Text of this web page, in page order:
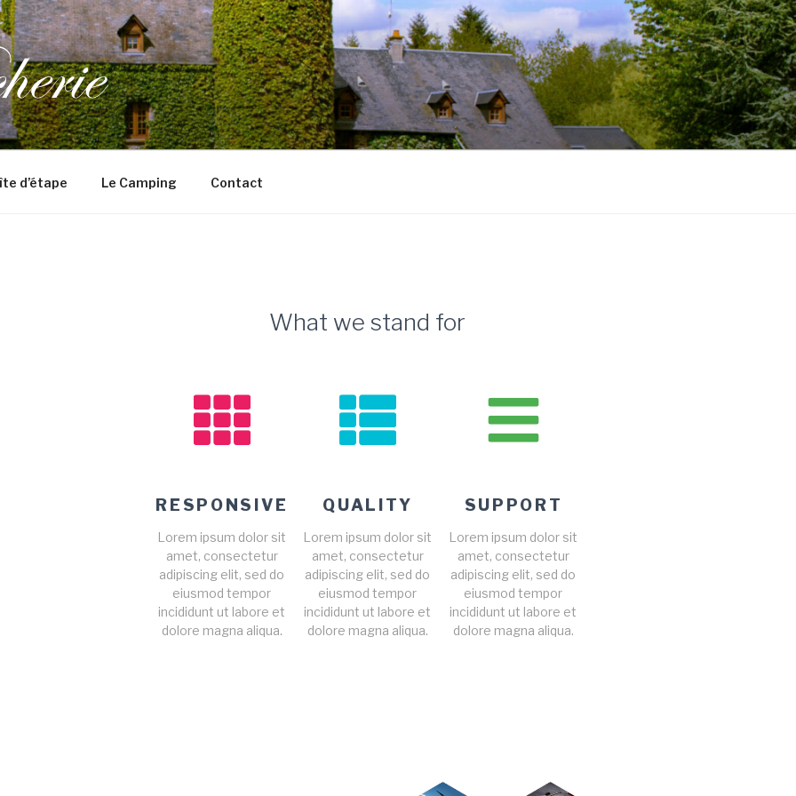
d’étape Le Camping Contact
What we stand for
RESPONSIVE
Lorem ipsum dolor sit
amet, consectetur
adipiscing elit, sed do
eiusmod tempor
incididunt ut labore et
dolore magna aliqua.
QUALITY
Lorem ipsum dolor sit
amet, consectetur
adipiscing elit, sed do
eiusmod tempor
incididunt ut labore et
dolore magna aliqua.
SUPPORT
Lorem ipsum dolor sit
amet, consectetur
adipiscing elit, sed do
eiusmod tempor
incididunt ut labore et
dolore magna aliqua.